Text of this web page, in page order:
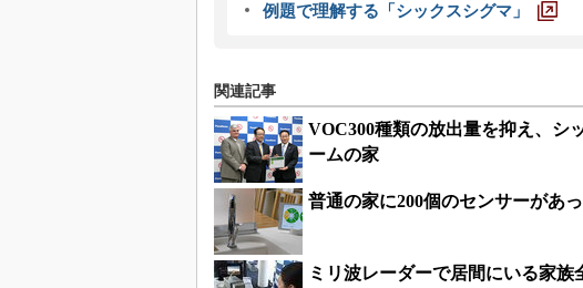
例題で理解する「シックスシグマ」
関連記事
VOC300種類の放出量を抑え、シ
ームの家
普通の家に200個のセンサーがあ
ミリ波レーダーで居間にいる家